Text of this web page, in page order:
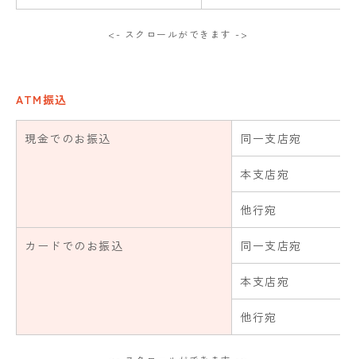
<- スクロールができます ->
ATM振込
現金でのお振込 同一支店宛
本支店宛
他行宛
カードでのお振込 同一支店宛
本支店宛
他行宛